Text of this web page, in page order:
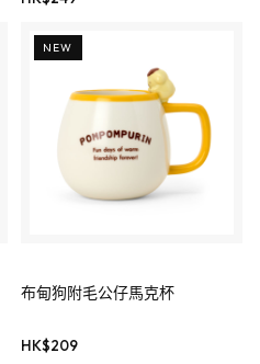
NEW
布甸狗附毛公仔馬克杯
HK$209